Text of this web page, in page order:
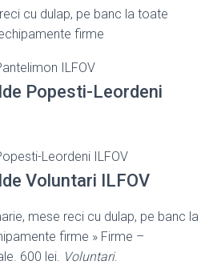
cu dulap, pe banc la toate
firme
Popesti-Leordeni
Voluntari ILFOV
mese reci cu dulap, pe banc la
firme » Firme –
600 lei. Voluntari.